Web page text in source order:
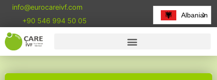
info@eurocareivf.com
+90 546 994 50 05
Albanian